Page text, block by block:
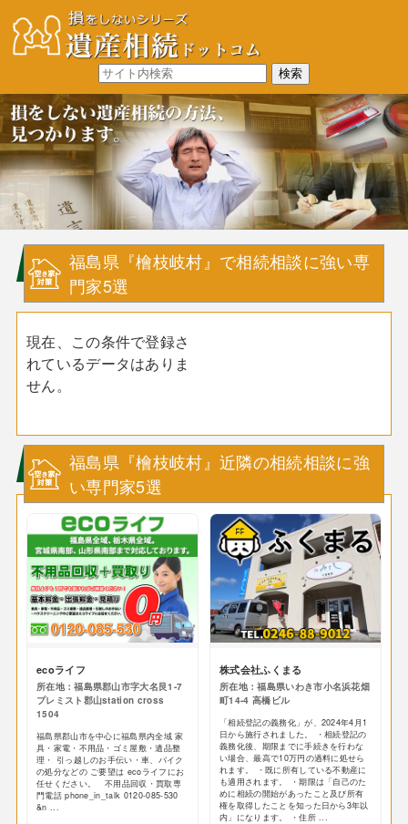
福島県『檜枝岐村』で相続相談に強い専
門家5選
現在、この条件で登録さ
れているデータはありま
せん。
福島県『檜枝岐村』近隣の相続相談に強
い専門家5選
ecoライフ
所在地：福島県郡山市字大名艮1-7
プレミスト郡山station cross
1504
福島県郡山市を中心に福島県内全域 家
具・家電・不用品・ゴミ屋敷・遺品整
理・ 引っ越しのお手伝い・車、バイク
の処分などの ご要望は ecoライフにお
任せください。 不用品回収・買取専
門電話 phone_in_talk 0120-085-530
&n ...
株式会社ふくまる
所在地：福島県いわき市小名浜花畑
町14-4 高橋ビル
「相続登記の義務化」が、2024年4月1
日から施行されました。 ・相続登記の
義務化後、期限までに手続きを行わな
い場合、最高で10万円の過料に処せら
れます。 ・既に所有している不動産に
も適用されます。 ・期限は「自己のた
めに相続の開始があったこと及び所有
権を取得したことを知った日から3年以
内」になります。 ・住所 ...